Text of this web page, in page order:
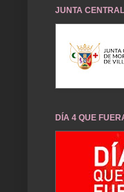
JUNTA
DÍA 4 QUE